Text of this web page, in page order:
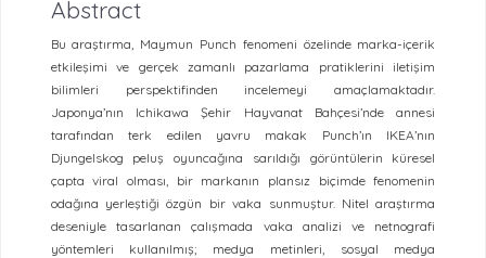
Abstract
Bu araştırma, Maymun Punch fenomeni özelinde marka-içerik
etkileşimi ve gerçek zamanlı pazarlama pratiklerini iletişim
bilimleri perspektifinden incelemeyi amaçlamaktadır.
Japonya’nın Ichikawa Şehir Hayvanat Bahçesi’nde annesi
tarafından terk edilen yavru makak Punch’ın IKEA’nın
Djungelskog peluş oyuncağına sarıldığı görüntülerin küresel
çapta viral olması, bir markanın plansız biçimde fenomenin
odağına yerleştiği özgün bir vaka sunmuştur. Nitel araştırma
deseniyle tasarlanan çalışmada vaka analizi ve netnografi
yöntemleri kullanılmış; medya metinleri, sosyal medya